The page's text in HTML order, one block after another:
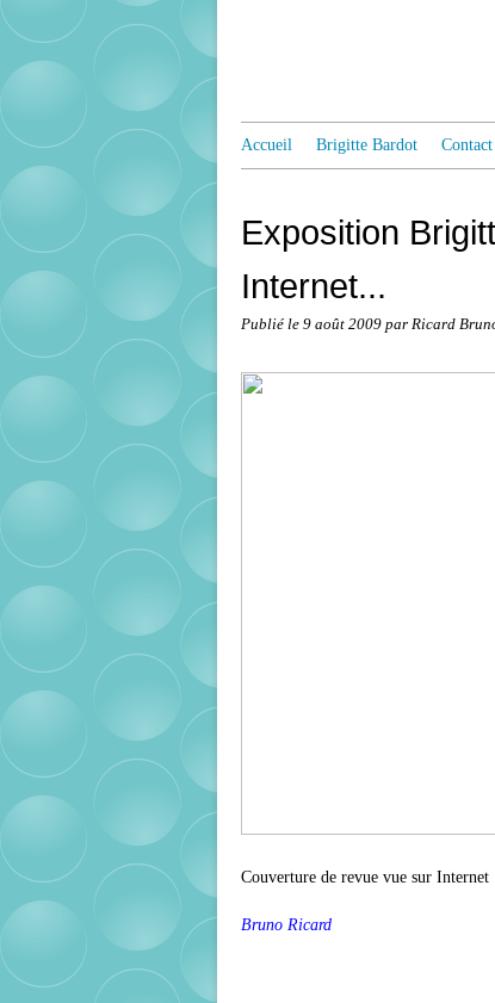
Accueil Brigitte Bardot Contact
Exposition
Internet...
Publié le 9 août 2009 par Ricard
Couverture de revue vue sur Internet
Bruno Ricard